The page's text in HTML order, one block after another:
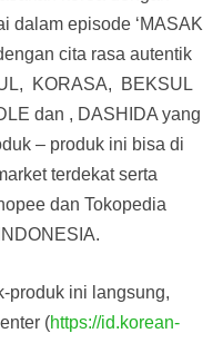
dalam episode ‘MASAK
cita rasa autentik
KORASA, BEKSUL
dan , DASHIDA yang
– produk ini bisa di
terdekat serta
dan Tokopedia
produk ini langsung,
(https://id.korean-